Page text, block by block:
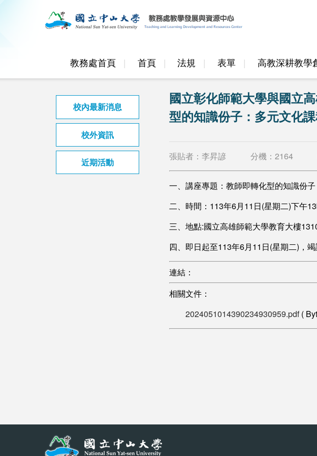
教務處首頁 首頁 法規 表單 高教深耕教學
邁頂計畫 高教深耕計畫
校內最新消息
校外資訊
近期活動
國立彰化師範大學與國立
型的知識份子：多元文化
張貼者：李昇諺
分機： 2164
一、講座專題：教師即轉化型的知識份子
二、時間：113年6月11日(星期二)下午13
三、地點:國立高雄師範大學教育大樓
四、即日起至113年6月11日(星期二)，
連結：
相關文件：
2024051014390234930959.pdf(